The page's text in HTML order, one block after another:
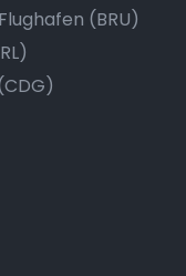
(BRU)